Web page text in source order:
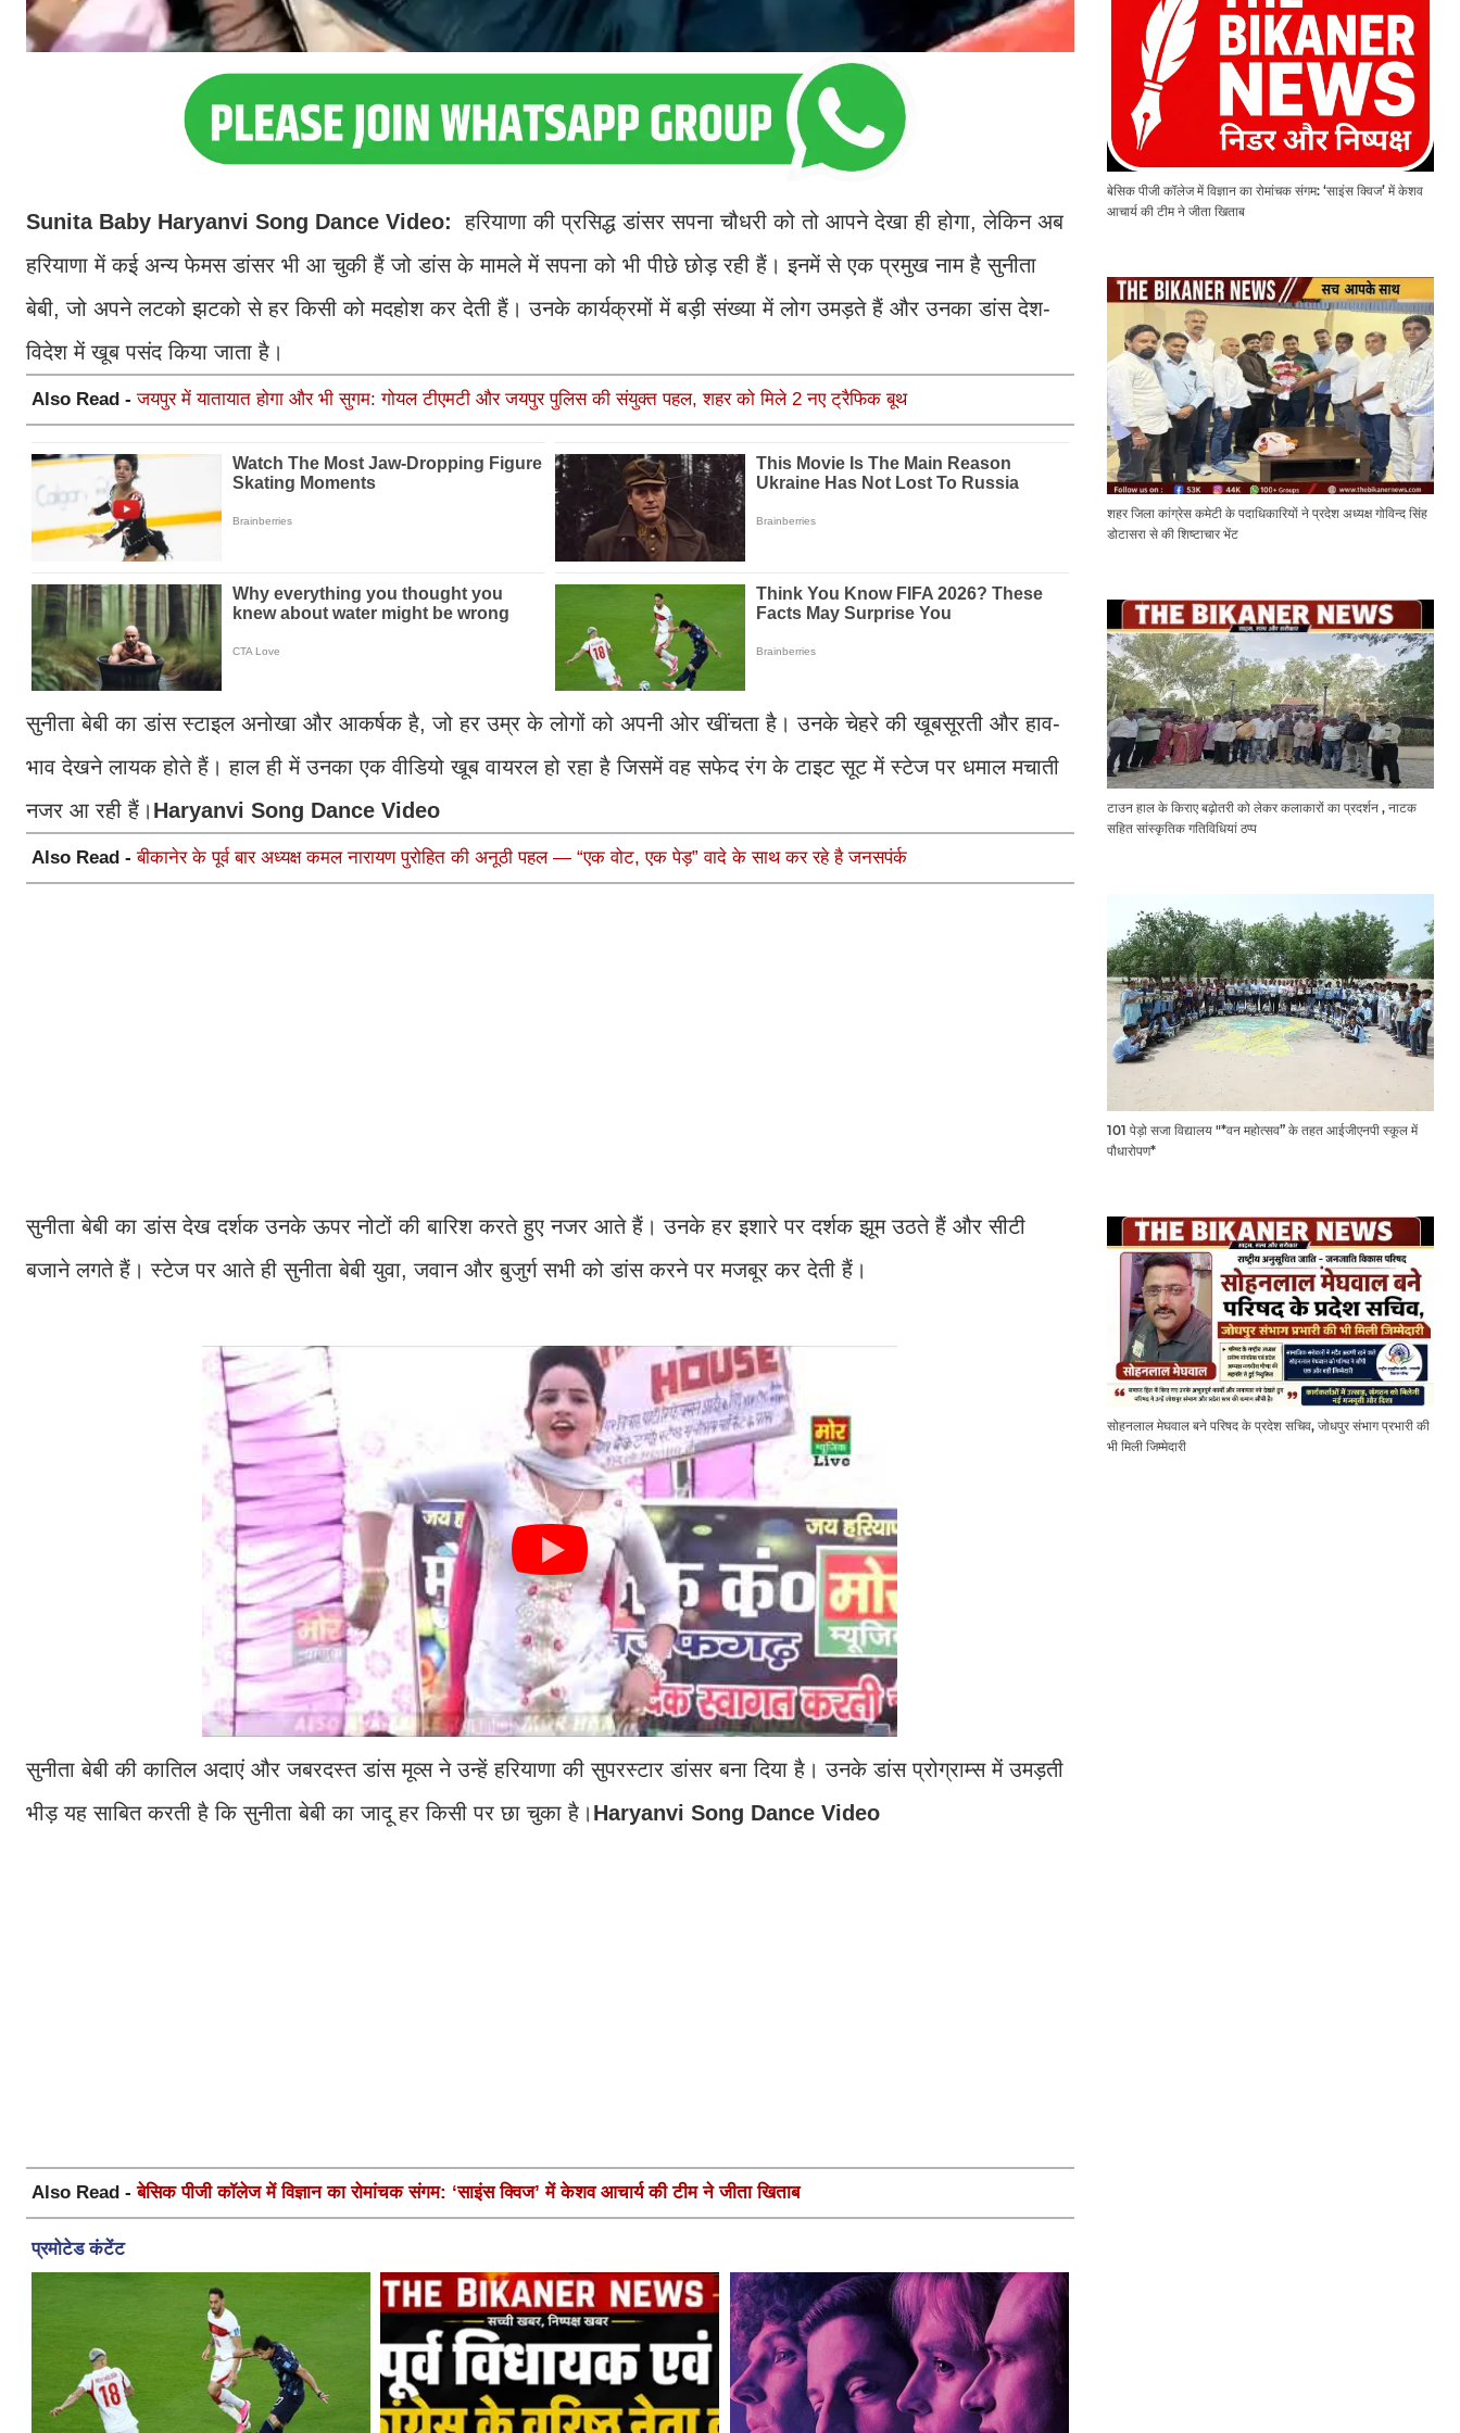
Sunita Baby Haryanvi Song Dance Video:हरियाणा की प्रसिद्ध डांसर सपना चौधरी को तो आपने देखा ही होगा, लेकिन अब
हरियाणा में कई अन्य फेमस डांसर भी आ चुकी हैं जो डांस के मामले में सपना को भी पीछे छोड़ रही हैं। इनमें से एक प्रमुख नाम है सुनीता
बेबी, जो अपने लटको झटको से हर किसी को मदहोश कर देती हैं। उनके कार्यक्रमों में बड़ी संख्या में लोग उमड़ते हैं और उनका डांस देश-
विदेश में खूब पसंद किया जाता है।
Also Read -जयपुर में यातायात होगा और भी सुगम: गोयल टीएमटी और जयपुर पुलिस की संयुक्त पहल, शहर को मिले 2 नए ट्रैफिक बूथ
सुनीता बेबी का डांस स्टाइल अनोखा और आकर्षक है, जो हर उम्र के लोगों को अपनी ओर खींचता है। उनके चेहरे की खूबसूरती और हाव-
भाव देखने लायक होते हैं। हाल ही में उनका एक वीडियो खूब वायरल हो रहा है जिसमें वह सफेद रंग के टाइट सूट में स्टेज पर धमाल मचाती
नजर आ रही हैं। Haryanvi Song Dance Video
Also Read -बीकानेर के पूर्व बार अध्यक्ष कमल नारायण पुरोहित की अनूठी पहल — “एक वोट, एक पेड़” वादे के साथ कर रहे है जनसपंर्क
सुनीता बेबी का डांस देख दर्शक उनके ऊपर नोटों की बारिश करते हुए नजर आते हैं। उनके हर इशारे पर दर्शक झूम उठते हैं और सीटी
बजाने लगते हैं। स्टेज पर आते ही सुनीता बेबी युवा, जवान और बुजुर्ग सभी को डांस करने पर मजबूर कर देती हैं।
सुनीता बेबी की कातिल अदाएं और जबरदस्त डांस मूव्स ने उन्हें हरियाणा की सुपरस्टार डांसर बना दिया है। उनके डांस प्रोग्राम्स में उमड़ती
भीड़ यह साबित करती है कि सुनीता बेबी का जादू हर किसी पर छा चुका है। Haryanvi Song Dance Video
Also Read -बेसिक पीजी कॉलेज में विज्ञान का रोमांचक संगम: ‘साइंस क्विज’ में केशव आचार्य की टीम ने जीता खिताब
बेसिक पीजी कॉलेज में विज्ञान का रोमांचक संगम: ‘साइंस क्विज’ में केशव
आचार्य की टीम ने जीता खिताब
शहर जिला कांग्रेस कमेटी के पदाधिकारियों ने प्रदेश अध्यक्ष गोविन्द सिंह
डोटासरा से की शिष्टाचार भेंट
टाउन हाल के किराए बढ़ोतरी को लेकर कलाकारों का प्रदर्शन , नाटक
सहित सांस्कृतिक गतिविधियां ठप्प
101 पेड़ो सजा विद्यालय "*वन महोत्सव” के तहत आईजीएनपी स्कूल में
पौधारोपण*
सोहनलाल मेघवाल बने परिषद के प्रदेश सचिव, जोधपुर संभाग प्रभारी की
भी मिली जिम्मेदारी